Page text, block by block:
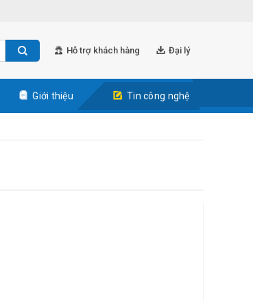
Hỗ trợ khách hàng Đại lý
Giới thiệu Tin công nghệ